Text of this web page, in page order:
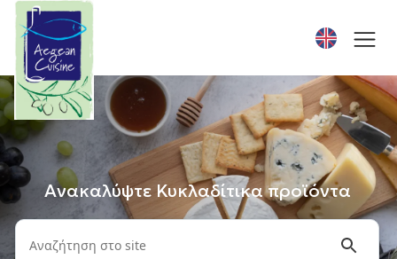
Ανακαλύψτε Κυκλαδίτικα προϊόντα